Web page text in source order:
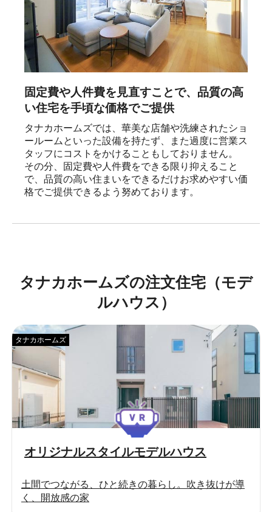
固定費や人件費を見直すことで、品質の高
い住宅を手頃な価格でご提供
タナカホームズでは、華美な店舗や洗練されたショ
ールームといった設備を持たず、また過度に営業ス
タッフにコストをかけることもしておりません。
その分、固定費や人件費をできる限り抑えること
で、品質の高い住まいをできるだけお求めやすい価
格でご提供できるよう努めております。
タナカホームズの注文住宅（モデ
ルハウス）
オリジナルスタイルモデルハウス
タナカホームズ
土間でつながる、ひと続きの暮らし。吹き抜けが導
く、開放感の家